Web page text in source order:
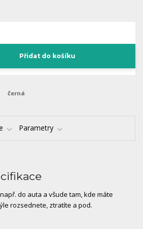
Přidat do košíku
černá
Parametry
do auta a všude tam, kde máte
rozsednete, ztratíte a pod.